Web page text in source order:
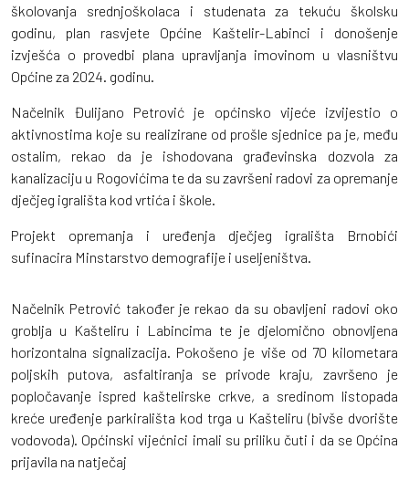
školovanja srednjoškolaca i studenata za tekuću školsku
godinu, plan rasvjete Općine Kaštelir-Labinci i donošenje
izvješća o provedbi plana upravljanja imovinom u vlasništvu
Općine za 2024. godinu.
Načelnik Đulijano Petrović je općinsko vijeće izvijestio o
aktivnostima koje su realizirane od prošle sjednice pa je, među
ostalim, rekao da je ishodovana građevinska dozvola za
kanalizaciju u Rogovićima te da su završeni radovi za opremanje
dječjeg igrališta kod vrtića i škole.
Projekt opremanja i uređenja dječjeg igrališta Brnobići
sufinacira Minstarstvo demografije i useljeništva.
Načelnik Petrović također je rekao da su obavljeni radovi oko
groblja u Kašteliru i Labincima te je djelomično obnovljena
horizontalna signalizacija. Pokošeno je više od 70 kilometara
poljskih putova, asfaltiranja se privode kraju, završeno je
popločavanje ispred kaštelirske crkve, a sredinom listopada
kreće uređenje parkirališta kod trga u Kašteliru (bivše dvorište
vodovoda). Općinski vijećnici imali su priliku čuti i da se Općina
prijavila na natječaj